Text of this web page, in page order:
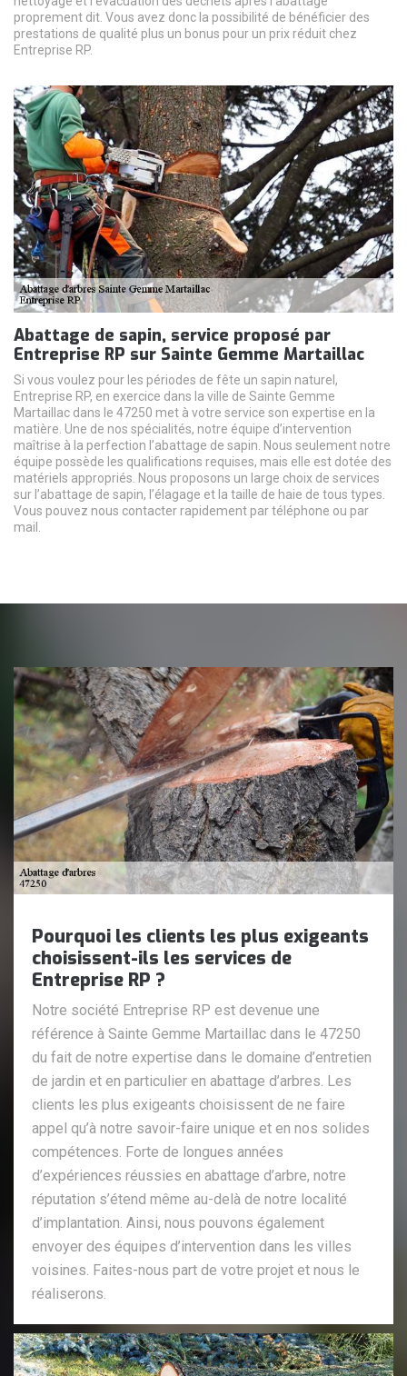
proprement dit. Vous avez donc la possibilité de bénéficier des
prestations de qualité plus un bonus pour un prix réduit chez
Entreprise RP.
Abattage de sapin, service proposé par
Entreprise RP sur Sainte Gemme Martaillac
Si vous voulez pour les périodes de fête un sapin naturel,
Entreprise RP, en exercice dans la ville de Sainte Gemme
Martaillac dans le 47250 met à votre service son expertise en la
matière. Une de nos spécialités, notre équipe d’intervention
maîtrise à la perfection l’abattage de sapin. Nous seulement notre
équipe possède les qualifications requises, mais elle est dotée des
matériels appropriés. Nous proposons un large choix de services
sur l’abattage de sapin, l’élagage et la taille de haie de tous types.
Vous pouvez nous contacter rapidement par téléphone ou par
mail.
Pourquoi les clients les plus exigeants
choisissent-ils les services de
Entreprise RP ?
Notre société Entreprise RP est devenue une
référence à Sainte Gemme Martaillac dans le 47250
du fait de notre expertise dans le domaine d’entretien
de jardin et en particulier en abattage d’arbres. Les
clients les plus exigeants choisissent de ne faire
appel qu’à notre savoir-faire unique et en nos solides
compétences. Forte de longues années
d’expériences réussies en abattage d’arbre, notre
réputation s’étend même au-delà de notre localité
d’implantation. Ainsi, nous pouvons également
envoyer des équipes d’intervention dans les villes
voisines. Faites-nous part de votre projet et nous le
réaliserons.